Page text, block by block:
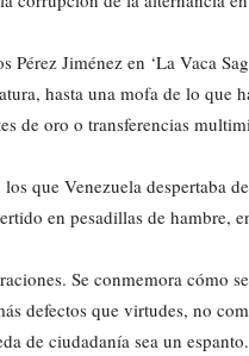
Pérez Jiménez en ‘La Vaca
hasta una mofa de lo que
de oro o transferencias
que Venezuela despertaba
en pesadillas de hambre,
Se conmemora cómo
defectos que virtudes, no
de ciudadanía sea un espanto.